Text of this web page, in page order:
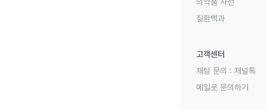
질환백과
고객센터
채팅 문의 : 채널톡
메일로 문의하기